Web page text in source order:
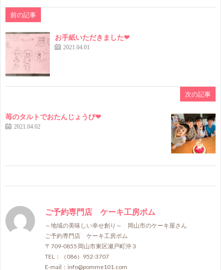
前の記事
お手紙いただきました❤
2021.04.01
次の記事
苺のタルトでおたんじょうび❤
2021.04.02
ご予約専門店 ケーキ工房ポム
～地域の美味しい幸せ創り～ 岡山市のケーキ屋さん
ご予約専門店 ケーキ工房ポム
〒709-0855 岡山市東区瀬戸町沖３
TEL：（086）952-3707
E-mail：info@pomme101.com